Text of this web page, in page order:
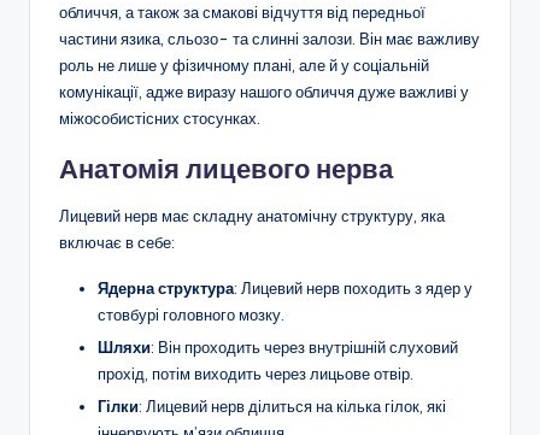
обличчя, а також за смакові відчуття від передньої
частини язика, сльозо- та слинні залози. Він має важливу
роль не лише у фізичному плані, але й у соціальній
комунікації, адже виразу нашого обличчя дуже важливі у
міжособистісних стосунках.
Анатомія лицевого нерва
Лицевий нерв має складну анатомічну структуру, яка
включає в себе:
Ядерна структура: Лицевий нерв походить з ядер у
стовбурі головного мозку.
Шляхи: Він проходить через внутрішній слуховий
прохід, потім виходить через лицьове отвір.
Гілки: Лицевий нерв ділиться на кілька гілок, які